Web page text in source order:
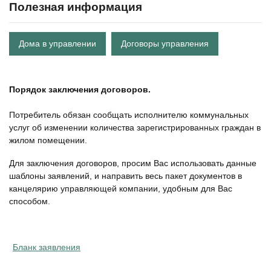
Полезная информация
Дома в управлении Договоры управления
Порядок заключения договоров.
Потребитель обязан сообщать исполнителю коммунальных
услуг об изменении количества зарегистрированных граждан в
жилом помещении.
Для заключения договоров, просим Вас использовать данные
шаблоны заявлений, и направить весь пакет документов в
канцелярию управляющей компании, удобным для Вас
способом.
Бланк заявления